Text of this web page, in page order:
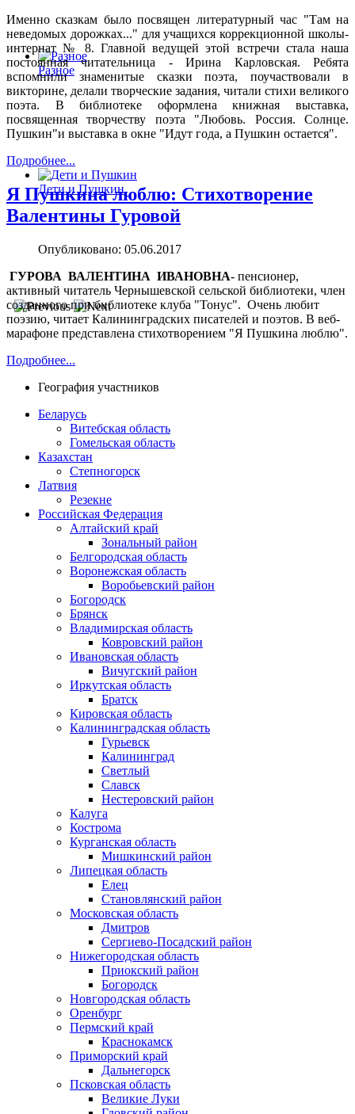
Разное
Дети и Пушкин
Именно сказкам было посвящен литературный час "Там на
неведомых дорожках..." для учащихся коррекционной школы-
интернат № 8. Главной ведущей этой встречи стала наша
постоянная читательница - Ирина Карловская. Ребята
вспомнили знаменитые сказки поэта, поучаствовали в
викторине, делали творческие задания, читали стихи великого
поэта. В библиотеке оформлена книжная выставка,
посвященная творчеству поэта "Любовь. Россия. Солнце.
Пушкин"и выставка в окне "Идут года, а Пушкин остается".
Подробнее...
Я Пушкина люблю: Стихотворение
Валентины Гуровой
Опубликовано: 05.06.2017
ГУРОВА ВАЛЕНТИНА ИВАНОВНА- пенсионер,
активный читатель Чернышевской сельской библиотеки, член
созданного при библиотеке клуба "Тонус". Очень любит
поэзию, читает Калининградских писателей и поэтов. В веб-
марафоне представлена стихотворением "Я Пушкина люблю".
Подробнее...
География участников
Беларусь
Витебская область
Гомельская область
Казахстан
Степногорск
Латвия
Резекне
Российская Федерация
Алтайский край
Зональный район
Белгородская область
Воронежская область
Воробьевский район
Богородск
Брянск
Владимирская область
Ковровский район
Ивановская область
Вичугский район
Иркутская область
Братск
Кировская область
Калининградская область
Гурьевск
Калининград
Светлый
Славск
Нестеровский район
Калуга
Кострома
Курганская область
Мишкинский район
Липецкая область
Елец
Становлянский район
Московская область
Дмитров
Сергиево-Посадский район
Нижегородская область
Приокский район
Богородск
Новгородская область
Оренбург
Пермский край
Краснокамск
Приморский край
Дальнегорск
Псковская область
Великие Луки